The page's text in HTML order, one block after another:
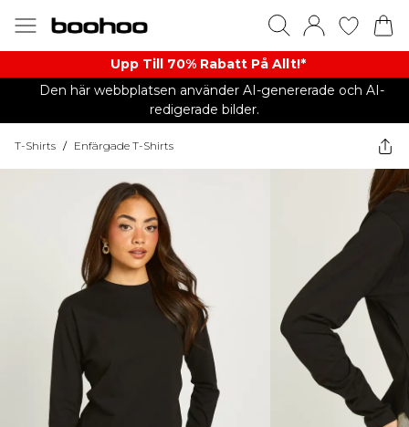
Upp Till 70% Rabatt På Allt!*
Den här webbplatsen använder AI-genererade och AI-
redigerade bilder.
T-Shirts / Enfärgade T-Shirts